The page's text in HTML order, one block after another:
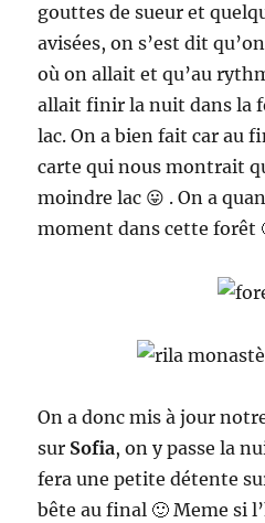
gouttes de sueur et
avisées, on s’est dit
où on allait et qu’au
allait finir la nuit dans la
lac. On a bien fait car au
carte qui nous montrait
moindre lac 😛 . On a
moment dans cette forêt
On a donc mis à jour
sur Sofia, on y passe la
fera une petite détente
bête au final 🙂 Meme si